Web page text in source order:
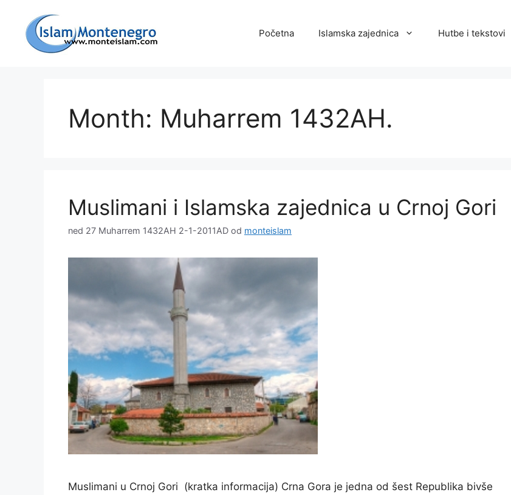
sadržaj
Početna Islamska zajednica Hutbe i tekstovi
Month: Muharrem 1432AH.
Muslimani i Islamska zajednica u Crnoj Gori
ned 27 Muharrem 1432AH 2-1-2011AD od monteislam
Muslimani u Crnoj Gori (kratka informacija) Crna Gora je jedna od šest Republika bivše